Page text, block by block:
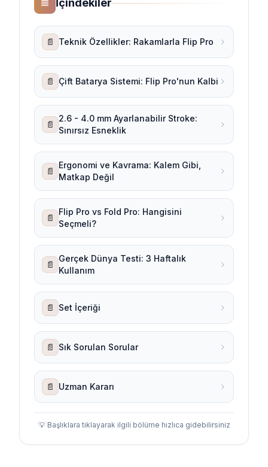
İçindekiler
📄 Teknik Özellikler: Rakamlarla Flip Pro
📄 Çift Batarya Sistemi: Flip Pro'nun Kalbi
📄
2.6 - 4.0 mm Ayarlanabilir Stroke:
Sınırsız Esneklik
📄
Ergonomi ve Kavrama: Kalem Gibi,
Matkap Değil
📄
Flip Pro vs Fold Pro: Hangisini
Seçmeli?
📄
Gerçek Dünya Testi: 3 Haftalık
Kullanım
📄 Set İçeriği
📄 Sık Sorulan Sorular
📄 Uzman Kararı
💡 Başlıklara tıklayarak ilgili bölüme hızlıca gidebilirsiniz